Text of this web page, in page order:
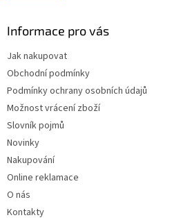
Informace pro vás
Jak nakupovat
Obchodní podmínky
Podmínky ochrany osobních údajů
Možnost vrácení zboží
Slovník pojmů
Novinky
Nakupování
Online reklamace
O nás
Kontakty